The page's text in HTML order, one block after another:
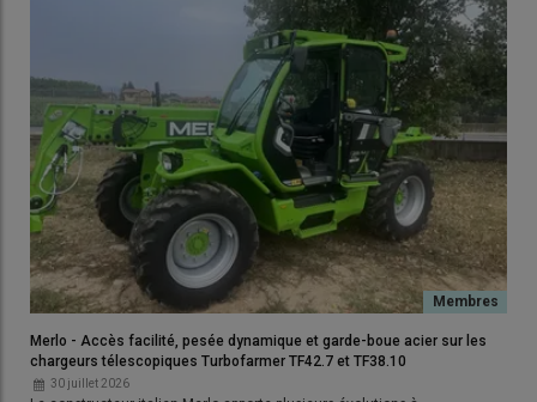
en cinq minutes, ainsi que pour sa facilité de contrôle par les
distributeurs du tracteur : « Un chauffeur novice prend
l’ensemble en main sans difficulté. » © D. Laisney
Six hectares fauchés par heure
Au total, le Gaec fauche chaque année 500 hectares avec son
combiné
Claas Disco de 9 m de large. L’ensilage d’herbe
en représente 300 hectares, auxquels s’ajoutent 50 hectares
de foin. Le reste correspond aufauchage des prairies
pâturées en topping
, dans lesquelles l’herbe est coupée avant
parcelles. Le premiergroupe de fauche triple, qui vient d’être
renouvelé en 2026 par un modèle identique (Disco 3200F Profil
Merlo - Accès facilité, pesée dynamique et garde-boue acier sur les
chargeurs télescopiques Turbofarmer TF42.7 et TF38.10
30 juillet 2026